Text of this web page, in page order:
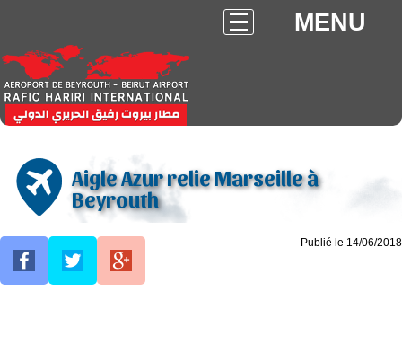
MENU
Aigle Azur relie Marseille à
Beyrouth
Publié le 14/06/2018